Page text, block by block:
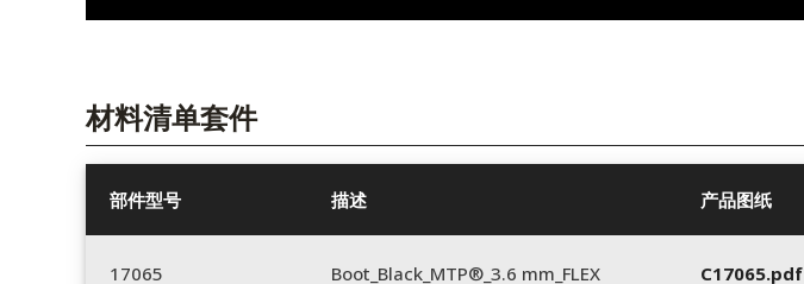
材料清单套件
部件型号 描述 产品图纸
17065 Boot_Black_MTP®_3.6 mm_FLEX C17065.pdf